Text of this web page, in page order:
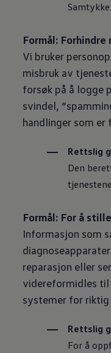
Samtykke
Formål:
Vi bruker
misbruk av
forsøk på å logge
svindel,
handlinger som
Rettslig
Den
Formål: For å
Informasjon som
reparasjon eller
videreformidles til
systemer for
Rettslig
For å